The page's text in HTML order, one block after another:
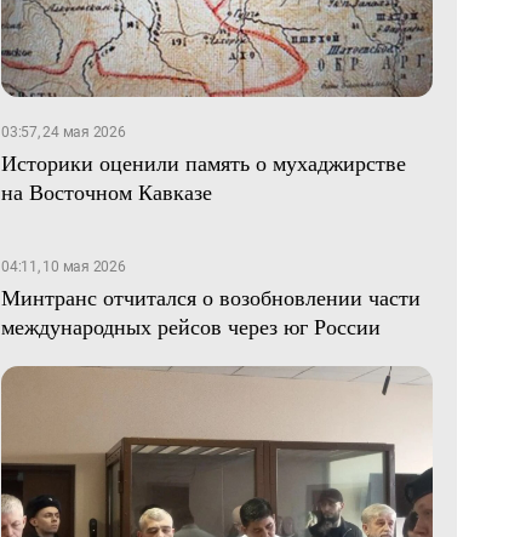
03:57, 24 мая 2026
Историки оценили память о мухаджирстве
на Восточном Кавказе
04:11, 10 мая 2026
Минтранс отчитался о возобновлении части
международных рейсов через юг России